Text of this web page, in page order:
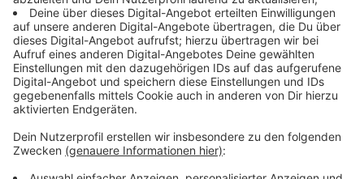
seien, beispielsweise durch eine Mauer. Ein
Rettungshubschrauber war im Einsatz, um die
Schwerverletzten in Krankenhäuser zu bringen. Auch
ein spezielles Unfall-Team der Kölner Polizei war vor
Ort, um herauszufinden, wie es zu dem Unfall kommen
konnte.
+++Aktualisiert um 18:55 Uhr mit weiteren